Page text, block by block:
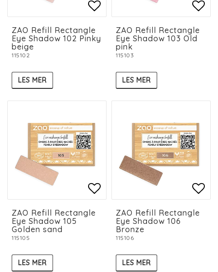
Add to list of
Add to list of
ZAO Refill Rectangle
Eye Shadow 102 Pinky
beige
115102
LES MER
ZAO Refill Rectangle
Eye Shadow 103 Old
pink
115103
LES MER
Add to list of
Add to list of
ZAO Refill Rectangle
Eye Shadow 105
Golden sand
115105
LES MER
ZAO Refill Rectangle
Eye Shadow 106
Bronze
115106
LES MER